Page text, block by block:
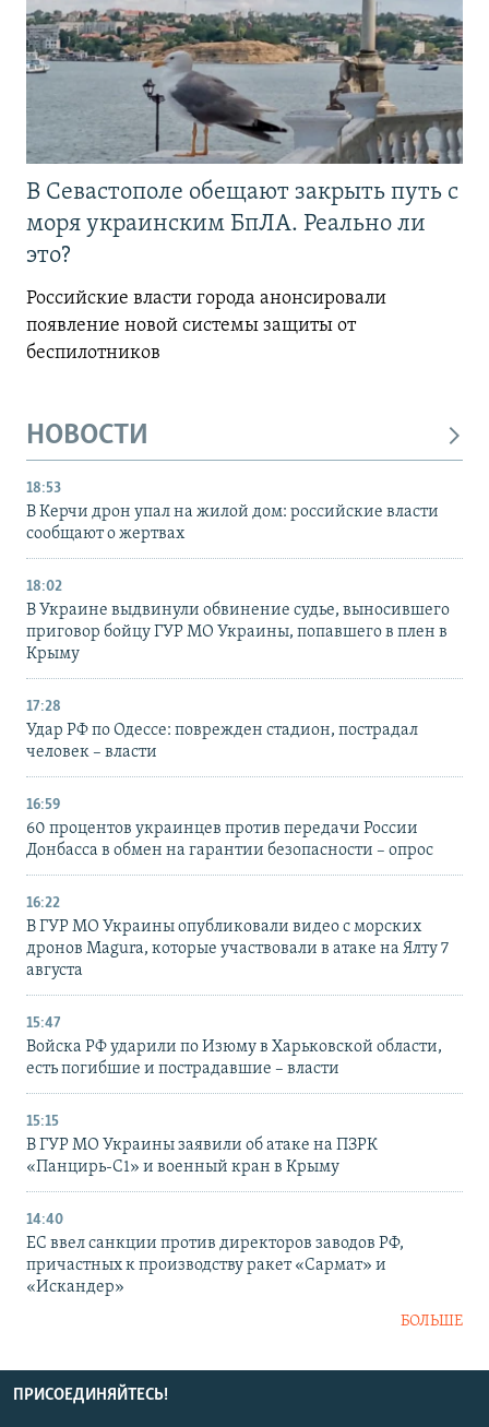
В Севастополе обещают закрыть путь с
моря украинским БпЛА. Реально ли
это?
Российские власти города анонсировали
появление новой системы защиты от
беспилотников
НОВОСТИ
18:53
В Керчи дрон упал на жилой дом: российские власти
сообщают о жертвах
18:02
В Украине выдвинули обвинение судье, выносившего
приговор бойцу ГУР МО Украины, попавшего в плен в
Крыму
17:28
Удар РФ по Одессе: поврежден стадион, пострадал
человек – власти
16:59
60 процентов украинцев против передачи России
Донбасса в обмен на гарантии безопасности – опрос
16:22
В ГУР МО Украины опубликовали видео с морских
дронов Magura, которые участвовали в атаке на Ялту 7
августа
15:47
Войска РФ ударили по Изюму в Харьковской области,
есть погибшие и пострадавшие – власти
15:15
В ГУР МО Украины заявили об атаке на ПЗРК
«Панцирь-С1» и военный кран в Крыму
14:40
ЕС ввел санкции против директоров заводов РФ,
причастных к производству ракет «Сармат» и
«Искандер»
БОЛЬШЕ
ПРИСОЕДИНЯЙТЕСЬ!